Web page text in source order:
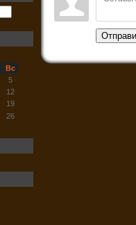
Вс
5
12
19
26